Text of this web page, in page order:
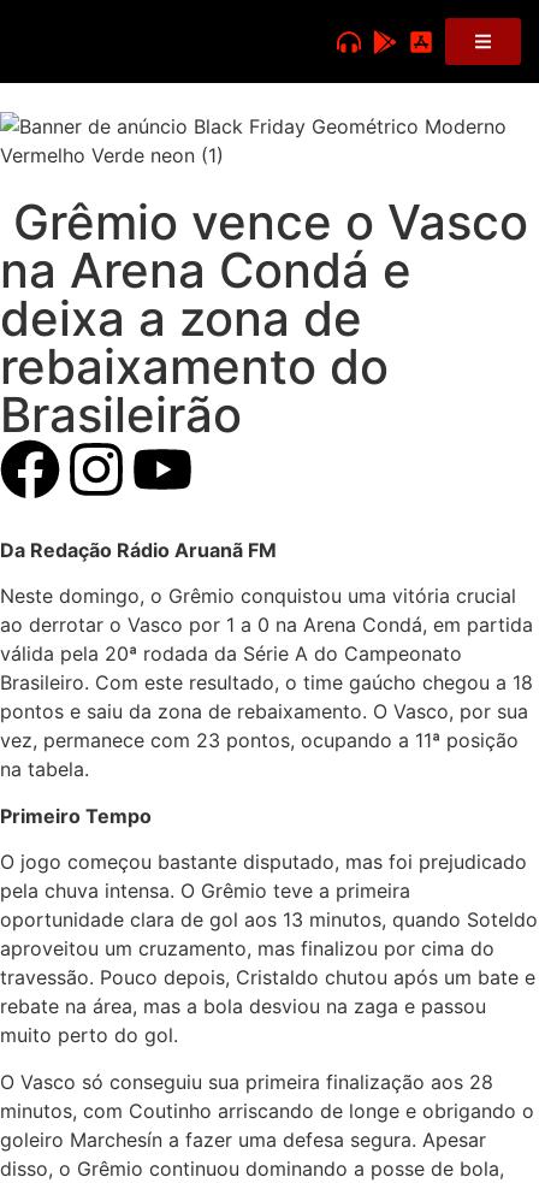
Grêmio vence o Vasco
na Arena Condá e
deixa a zona de
rebaixamento do
Brasileirão
Da Redação Rádio Aruanã FM
Neste domingo, o Grêmio conquistou uma vitória crucial
ao derrotar o Vasco por 1 a 0 na Arena Condá, em partida
válida pela 20ª rodada da Série A do Campeonato
Brasileiro. Com este resultado, o time gaúcho chegou a 18
pontos e saiu da zona de rebaixamento. O Vasco, por sua
vez, permanece com 23 pontos, ocupando a 11ª posição
na tabela.
Primeiro Tempo
O jogo começou bastante disputado, mas foi prejudicado
pela chuva intensa. O Grêmio teve a primeira
oportunidade clara de gol aos 13 minutos, quando Soteldo
aproveitou um cruzamento, mas finalizou por cima do
travessão. Pouco depois, Cristaldo chutou após um bate e
rebate na área, mas a bola desviou na zaga e passou
muito perto do gol.
O Vasco só conseguiu sua primeira finalização aos 28
minutos, com Coutinho arriscando de longe e obrigando o
goleiro Marchesín a fazer uma defesa segura. Apesar
disso, o Grêmio continuou dominando a posse de bola,